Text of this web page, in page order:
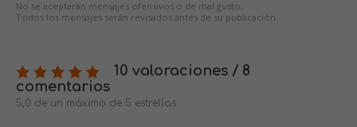
No se aceptarán mensajes ofensivos o de mal gusto.
Todos los mensajes serán revisados antes de su publicación.
10 valoraciones / 8
comentarios
5,0 de un máximo de 5 estrellas